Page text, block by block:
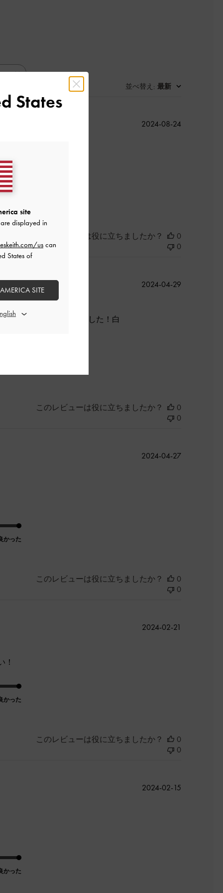
並べ替え : 最新
公
2024-08-24
このレビューは役に立ちましたか？
0
0
には23cmでピッタリでした！白
公
2024-04-29
このレビューは役に立ちましたか？
0
0
かった
公
2024-04-27
このレビューは役に立ちましたか？
0
0
！
かった
2024-02-21
このレビューは役に立ちましたか？
0
0
かった
公
2024-02-15
States
site
displayed in
uscan
States of
SITE